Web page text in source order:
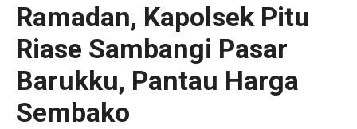
Ramadan, Kapolsek Pitu
Riase Sambangi Pasar
Barukku, Pantau Harga
Sembako